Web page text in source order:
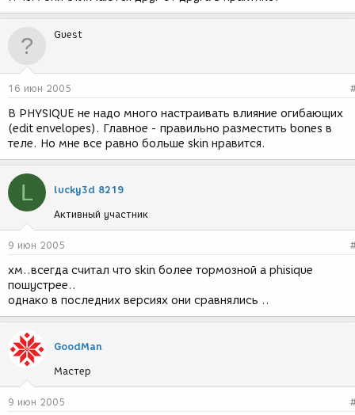
Guest
16 июн 2005
В PHYSIQUE не надо много настраивать влияние огибающих
(edit envelopes). Главное - правильно разместить bones в
теле. Но мне все равно больше skin нравится.
L lucky3d 8219
Активный участник
9 июн 2005
хм..всегда считал что skin более тормозной а phisique
пошустрее..
однако в последних версиях они сравнялись ..
GoodMan
Мастер
9 июн 2005